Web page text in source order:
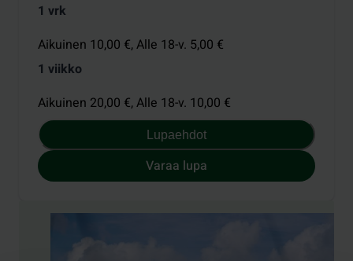
1 vrk
Aikuinen 10,00 €,Alle 18-v. 5,00 €
1 viikko
Aikuinen 20,00 €,Alle 18-v. 10,00 €
Lupaehdot
Varaa lupa